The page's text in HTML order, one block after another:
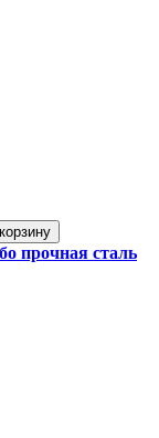
прочная сталь